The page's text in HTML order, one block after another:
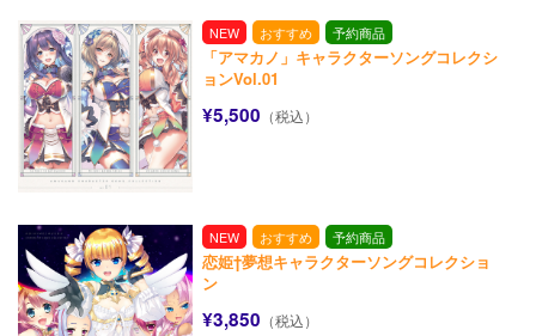
NEW おすすめ 予約商品
「アマカノ」キャラクターソングコレクシ
ョンVol.01
¥5,500 （税込）
NEW おすすめ 予約商品
恋姫†夢想キャラクターソングコレクショ
ン
¥3,850 （税込）